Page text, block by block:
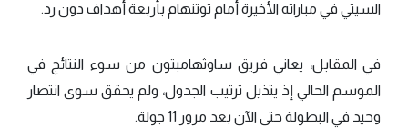
السيتي في مباراته الأخيرة أمام توتنهام بأربعة أهداف دون رد.
في المقابل، يعاني فريق ساوثهامبتون من سوء النتائج في
الموسم الحالي إذ يتذيل ترتيب الجدول، ولم يحقق سوى انتصار
وحيد في البطولة حتى الآن بعد مرور 11 جولة.